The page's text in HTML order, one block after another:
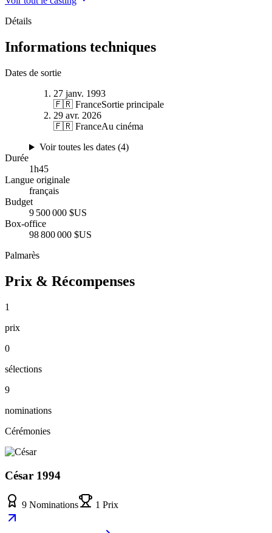
Détails
Informations techniques
Dates de sortie
27 janv. 1993
🇫🇷 FranceSortie principale
29 avr. 2026
🇫🇷 FranceAu cinéma
Voir toutes les dates (4)
Durée
1h45
Langue originale
français
Budget
9 500 000 $US
Box-office
98 800 000 $US
Palmarès
Prix & Récompenses
1
prix
0
sélections
9
nominations
Cérémonies
César 1994
9 Nominations 1 Prix